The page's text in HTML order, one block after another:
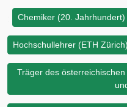
Chemiker (20. Jahrhundert)
Hochschullehrer (ETH Zürich)
Träger des